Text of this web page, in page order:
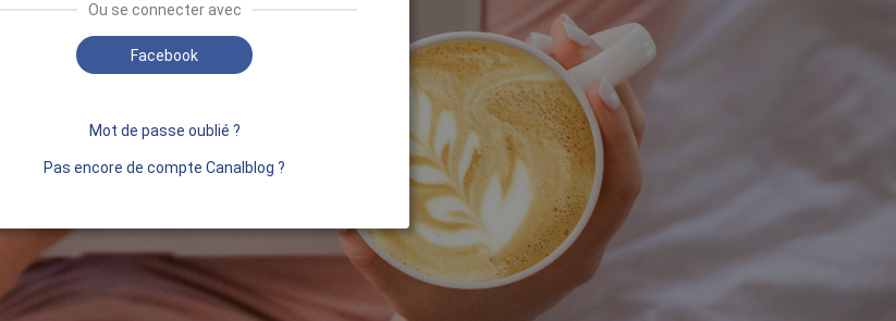
Ou se connecter avec
Facebook
Mot de passe oublié ?
Pas encore de compte Canalblog ?